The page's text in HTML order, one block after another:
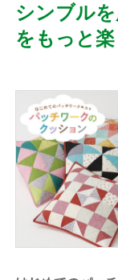
シンブル
をもっと